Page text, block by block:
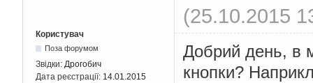
(25.10.2015
Користувач
Поза форумом
Звідки: Дрогобич
Дата реєстрації: 14.01.2015
Добрий день, в
кнопки?